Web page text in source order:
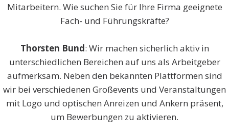
Mitarbeitern. Wie suchen Sie für Ihre Firma geeignete
Fach- und Führungskräfte?
Thorsten Bund: Wir machen sicherlich aktiv in
unterschiedlichen Bereichen auf uns als Arbeitgeber
aufmerksam. Neben den bekannten Plattformen sind
wir bei verschiedenen Großevents und Veranstaltungen
mit Logo und optischen Anreizen und Ankern präsent,
um Bewerbungen zu aktivieren.